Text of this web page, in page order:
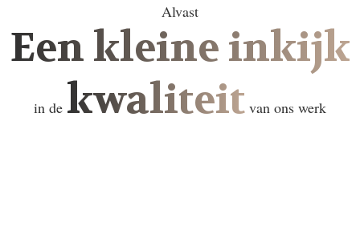
Alvast
Een kleine inkijk
in de kwaliteit van ons werk